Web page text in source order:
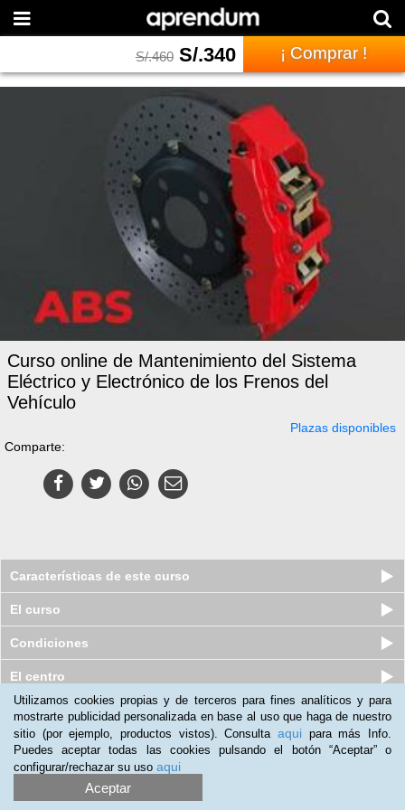
S/.460 S/.340 ¡ Comprar !
Curso online de Mantenimiento del Sistema
Eléctrico y Electrónico de los Frenos del
Vehículo
Plazas disponibles
Comparte:
Características de este curso
El curso
Condiciones
El centro
Curso online de Mantenimiento
General de Edificios y Viviendas
Plazas disponibles
Utilizamos cookies propias y de terceros para fines analíticos y para
mostrarte publicidad personalizada en base al uso que haga de nuestro
sitio (por ejemplo, productos vistos). Consulta aqui para más Info.
Puedes aceptar todas las cookies pulsando el botón “Aceptar” o
configurar/rechazar su uso aqui
Aceptar